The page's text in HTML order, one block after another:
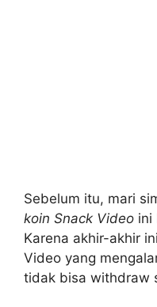
Sebelum itu, mari
koin Snack Video ini
Karena akhir-akhir
Video yang
tidak bisa withdraw